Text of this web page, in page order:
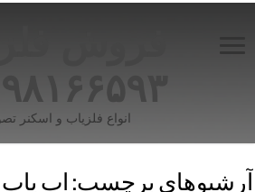
انواع فلزیاب و اسکنر
آرشیوهای برچسب: اب